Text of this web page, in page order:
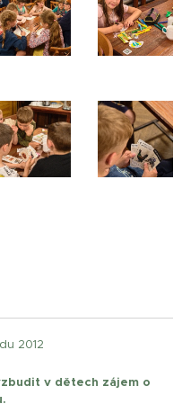
2012
v dětech zájem o